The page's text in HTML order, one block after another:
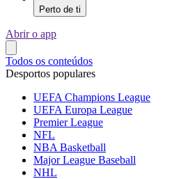
Perto de ti
Abrir o app
Todos os conteúdos
Desportos populares
UEFA Champions League
UEFA Europa League
Premier League
NFL
NBA Basketball
Major League Baseball
NHL